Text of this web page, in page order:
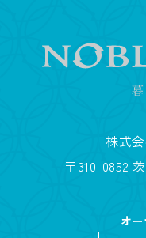
株式
〒310-0852
オ